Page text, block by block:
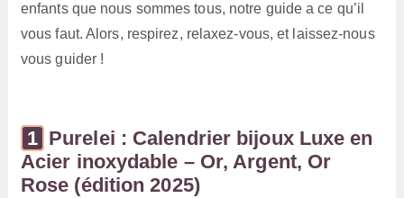
enfants que nous sommes tous, notre guide a ce qu’il
vous faut. Alors, respirez, relaxez-vous, et laissez-nous
vous guider !
Purelei : Calendrier bijoux Luxe en
Acier inoxydable – Or, Argent, Or
Rose (édition 2025)